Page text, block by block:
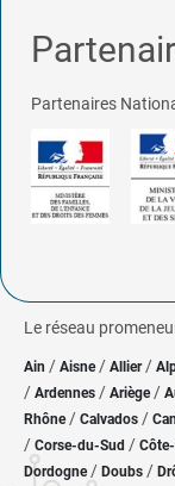
Partenaires
Le réseau
Ain / Aisne/ Allier/
/ Ardennes / Ariège/
Rhône/ Calvados /
/ Corse-du-Sud /
Dordogne/ Doubs /